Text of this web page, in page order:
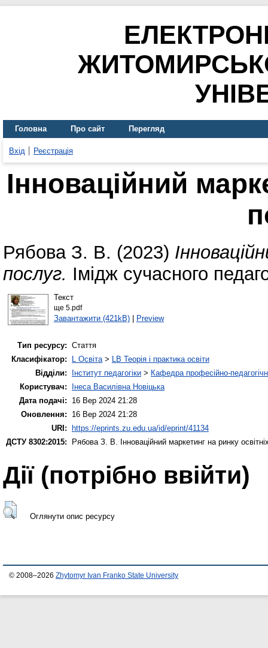
Головна Про сайт Перегляд
Вхід Реєстрація
Інноваційний
Рябова З. В. (2023)
послуг. Імідж сучасного
Текст
ще 5.pdf
Завантажити (421kB)| Preview
Тип ресурсу: Стаття
Класифікатор:
L Освіта> LB Теорія і практика освіти
Відділи:
Інститут педагогіки > Кафедра професійно-
Користувач:
Інеса Василівна Новіцька
Дата подачі:
16 Вер 2024 21:28
Оновлення:
16 Вер 2024 21:28
URI:
https://eprints.zu.edu.ua/id/eprint/41134
ДСТУ 8302:2015:
Рябова З. В. Інноваційний маркетинг на ринку
Дії ​​(потрібно ввійти)
Оглянути опис ресурсу
© 2008–2026 Zhytomyr Ivan Franko State University